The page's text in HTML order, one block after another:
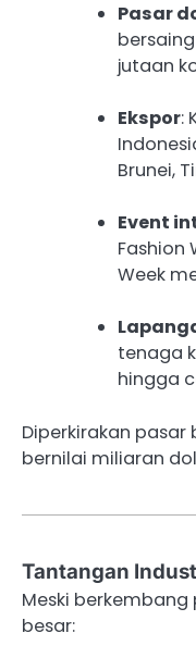
Pasar
jutaan
Ekspor:
Brunei,
Event
Fashion
Week
tenaga
hingga
Diperkirakan pasar
bernilai miliaran
Tantangan
Meski
besar: